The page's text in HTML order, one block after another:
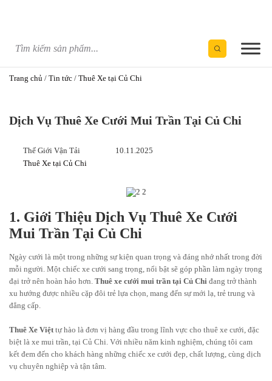
Trang chủ / Tin tức / Thuê Xe tại Củ Chi
Dịch Vụ Thuê Xe Cưới Mui Trần Tại Củ Chi
Thế Giới Vận Tải
10.11.2025
Thuê Xe tại Củ Chi
1. Giới Thiệu Dịch Vụ Thuê Xe Cưới
Mui Trần Tại Củ Chi
Ngày cưới là một trong những sự kiện quan trọng và đáng nhớ nhất trong đời
mỗi người. Một chiếc xe cưới sang trọng, nổi bật sẽ góp phần làm ngày trọng
đại trở nên hoàn hảo hơn. Thuê xe cưới mui trần tại Củ Chi đang trở thành
xu hướng được nhiều cặp đôi trẻ lựa chọn, mang đến sự mới lạ, trẻ trung và
đẳng cấp.
Thuê Xe Việttự hào là đơn vị hàng đầu trong lĩnh vực cho thuê xe cưới, đặc
biệt là xe mui trần, tại Củ Chi. Với nhiều năm kinh nghiệm, chúng tôi cam
kết đem đến cho khách hàng những chiếc xe cưới đẹp, chất lượng, cùng dịch
vụ chuyên nghiệp và tận tâm.